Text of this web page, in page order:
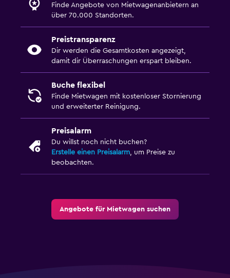
Finde Angebote von Mietwagenanbietern an
über 70.000 Standorten.
Preistransparenz
Dir werden die Gesamtkosten angezeigt,
damit dir Überraschungen erspart bleiben.
Buche flexibel
Finde Mietwagen mit kostenloser Stornierung
und erweiterter Reinigung.
Preisalarm
Du willst noch nicht buchen?
Erstelle einen Preisalarm, um Preise zu
beobachten.
Angebote für Mietwagen suchen